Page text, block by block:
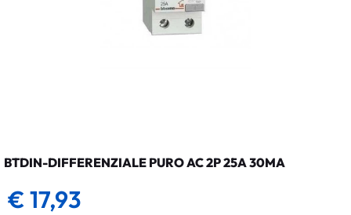
BTDIN-DIFFERENZIALE PURO AC 2P 25A 30MA
€ 17,93